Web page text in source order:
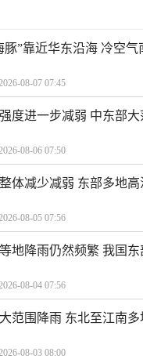
豚”靠近华东沿海 冷空
08-07 07:45
度进一步减弱 中东部
08-06 07:50
体减少减弱 东部多地
08-05 07:56
地降雨仍然频繁 我国
08-04 07:56
范围降雨 东北至江南
08-03 08:00